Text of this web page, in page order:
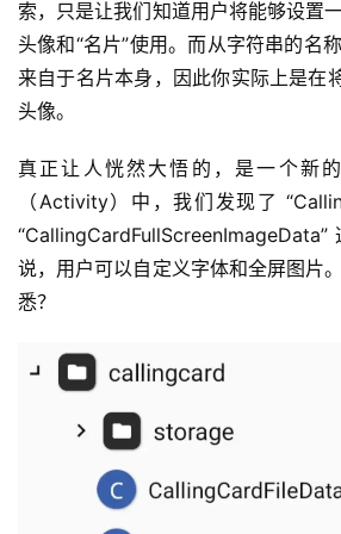
索，只是让我们知道用户将能够设置
头像和“名片”使用。而从字符串的名
来自于名片本身，因此你实际上是在
头像。
真正让人恍然大悟的，是一个新
（Activity）中，我们发现了
“CallingCardFullScreenImageData”
说，用户可以自定义字体和全屏图片
悉？